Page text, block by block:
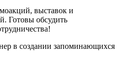
выставок и
Готовы обсудить
в создании запоминающихся